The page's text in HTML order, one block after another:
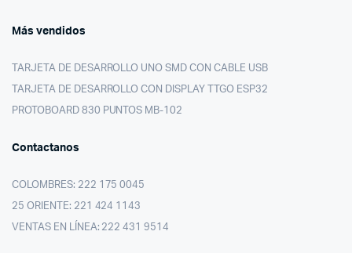
Más vendidos
TARJETA DE DESARROLLO UNO SMD CON CABLE USB
TARJETA DE DESARROLLO CON DISPLAY TTGO ESP32
PROTOBOARD 830 PUNTOS MB-102
Contactanos
COLOMBRES: 222 175 0045
25 ORIENTE: 221 424 1143
VENTAS EN LÍNEA: 222 431 9514